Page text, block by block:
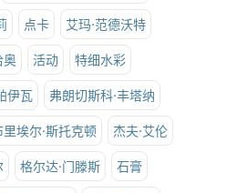
点卡 艾玛·范德沃特
奥 活动 特细水彩
伊瓦 弗朗切斯科·丰塔纳
里埃尔·斯托克顿 杰夫·艾伦
格尔达·门滕斯 石膏